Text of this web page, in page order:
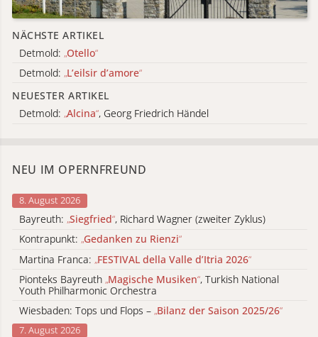
NÄCHSTE ARTIKEL
Detmold: „Otello“
Detmold: „L’eilsir d’amore“
NEUESTER ARTIKEL
Detmold: „Alcina“, Georg Friedrich Händel
NEU IM OPERNFREUND
8. August 2026
Bayreuth: „Siegfried“, Richard Wagner (zweiter Zyklus)
Kontrapunkt: „Gedanken zu Rienzi“
Martina Franca: „FESTIVAL della Valle d’Itria 2026“
Pionteks Bayreuth „Magische Musiken“, Turkish National
Youth Philharmonic Orchestra
Wiesbaden: Tops und Flops – „Bilanz der Saison 2025/26“
7. August 2026